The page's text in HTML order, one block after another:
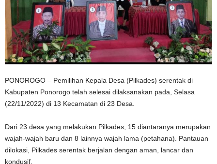
PONOROGO – Pemilihan Kepala Desa (Pilkades) serentak di
Kabupaten Ponorogo telah selesai dilaksanakan pada, Selasa
(22/11/2022) di 13 Kecamatan di 23 Desa.
Dari 23 desa yang melakukan Pilkades, 15 diantaranya merupakan
wajah-wajah baru dan 8 lainnya wajah lama (petahana). Pantauan
dilokasi, Pilkades serentak berjalan dengan aman, lancar dan
kondusif.